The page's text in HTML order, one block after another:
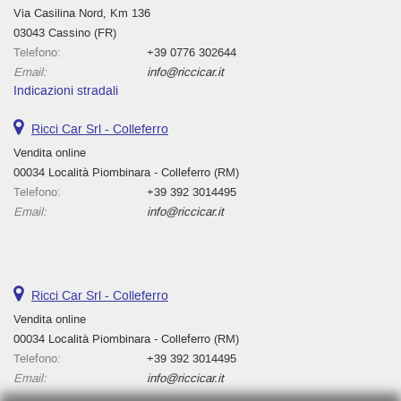
Via Casilina Nord, Km 136
03043 Cassino (FR)
Telefono:
+39 0776 302644
Email:
info@riccicar.it
Indicazioni stradali
Ricci Car Srl - Colleferro
Vendita online
00034 Località Piombinara - Colleferro (RM)
Telefono:
+39 392 3014495
Email:
info@riccicar.it
Ricci Car Srl - Colleferro
Vendita online
00034 Località Piombinara - Colleferro (RM)
Telefono:
+39 392 3014495
Email:
info@riccicar.it